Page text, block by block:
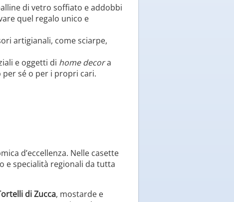
di vetro soffiato e addobbi
quel regalo unico e
artigianali, come sciarpe,
e oggetti di home decora
sé o per i propri cari.
d’eccellenza. Nelle casette
e specialità regionali da tutta
di Zucca, mostarde e